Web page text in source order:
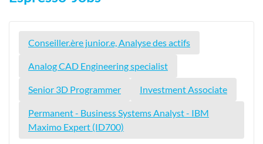
Conseiller.ère junior.e, Analyse des actifs
Analog CAD Engineering specialist
Senior 3D Programmer Investment Associate
Permanent - Business Systems Analyst - IBM
Maximo Expert (ID700)